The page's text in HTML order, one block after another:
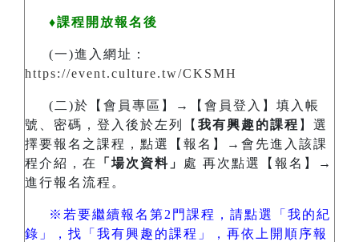
♦課程開放報名後
(一)進入網址：
https://event.culture.tw/CKSMH
(二)於【會員專區】→【會員登入】填入帳
號、密碼，登入後於左列【 我有興趣的課程 】選
擇要報名之課程，點選【報名】→會先進入該課
程介紹，在
「場次資料」
處 再次點選【報名】→
進行報名流程。
※若要繼續報名第2門課程，請點選「我的紀
錄」，找「我有興趣的課程」，再依上開順序報